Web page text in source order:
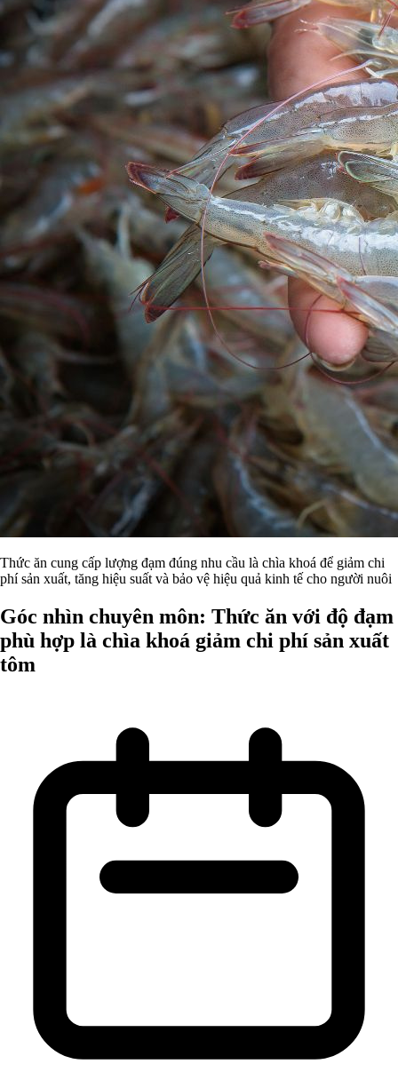
Thức ăn cung cấp lượng đạm đúng nhu cầu là chìa khoá để giảm chi
phí sản xuất, tăng hiệu suất và bảo vệ hiệu quả kinh tế cho người nuôi
Góc nhìn chuyên môn: Thức ăn với độ đạm
phù hợp là chìa khoá giảm chi phí sản xuất
tôm